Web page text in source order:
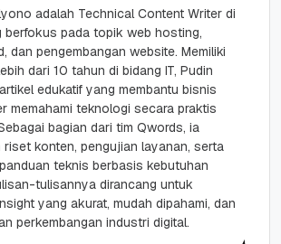
adalah Technical Content Writer di
berfokus pada topik web hosting,
dan pengembangan website. Memiliki
dari 10 tahun di bidang IT, Pudin
edukatif yang membantu bisnis
memahami teknologi secara praktis
bagian dari tim Qwords, ia
riset konten, pengujian layanan, serta
teknis berbasis kebutuhan
tulisannya dirancang untuk
yang akurat, mudah dipahami, dan
perkembangan industri digital.